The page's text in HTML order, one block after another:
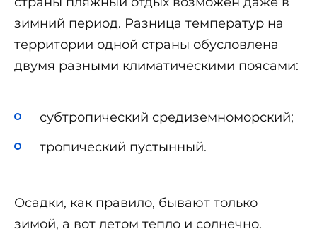
зимний период. Разница температур на
территории одной страны обусловлена
двумя разными климатическими поясами:
субтропический средиземноморский;
тропический пустынный.
Осадки, как правило, бывают только
зимой, а вот летом тепло и солнечно.